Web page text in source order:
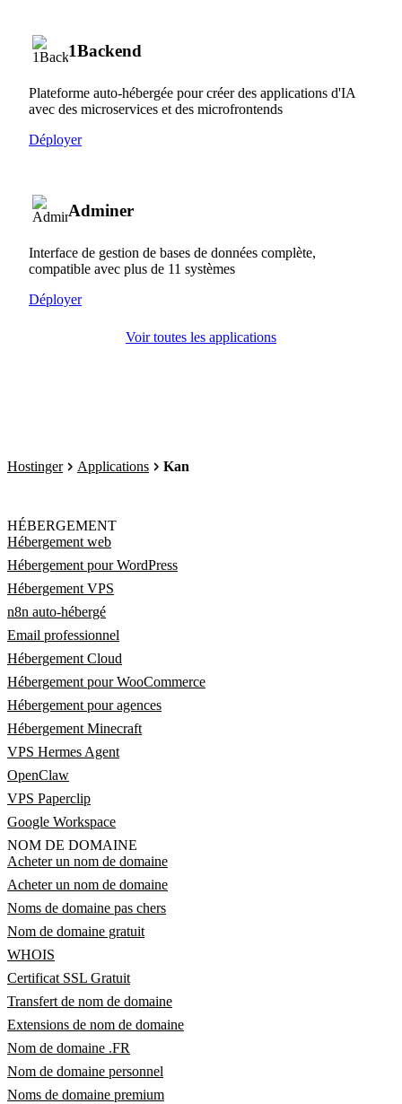
1Backend
Plateforme auto-hébergée pour créer des applications d'IA
avec des microservices et des microfrontends
Déployer
Adminer
Interface de gestion de bases de données complète,
compatible avec plus de 11 systèmes
Déployer
Voir toutes les applications
Hostinger Applications Kan
HÉBERGEMENT
Hébergement web
Hébergement pour WordPress
Hébergement VPS
n8n auto-hébergé
Email professionnel
Hébergement Cloud
Hébergement pour WooCommerce
Hébergement pour agences
Hébergement Minecraft
VPS Hermes Agent
OpenClaw
VPS Paperclip
Google Workspace
NOM DE DOMAINE
Acheter un nom de domaine
Acheter un nom de domaine
Noms de domaine pas chers
Nom de domaine gratuit
WHOIS
Certificat SSL Gratuit
Transfert de nom de domaine
Extensions de nom de domaine
Nom de domaine .FR
Nom de domaine personnel
Noms de domaine premium